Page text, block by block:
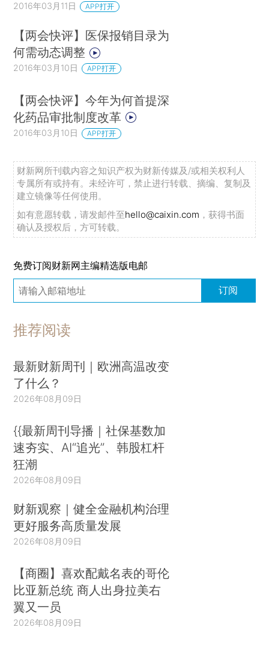
2016年03月11日 APP打开
【两会快评】医保报销目录为
何需动态调整
2016年03月10日 APP打开
【两会快评】今年为何首提深
化药品审批制度改革
2016年03月10日 APP打开
财新网所刊载内容之知识产权为财新传媒及/或相关权利人
专属所有或持有。未经许可，禁止进行转载、摘编、复制及
建立镜像等任何使用。
如有意愿转载，请发邮件至hello@caixin.com ，获得书面
确认及授权后，方可转载。
免费订阅财新网主编精选版电邮
订阅
推荐阅读
最新财新周刊｜欧洲高温改变
了什么？
2026年08月09日
{{最新周刊导播｜社保基数加
速夯实、AI“追光”、韩股杠杆
狂潮
2026年08月09日
财新观察｜健全金融机构治理
更好服务高质量发展
2026年08月09日
【商圈】喜欢配戴名表的哥伦
比亚新总统 商人出身拉美右
翼又一员
2026年08月09日